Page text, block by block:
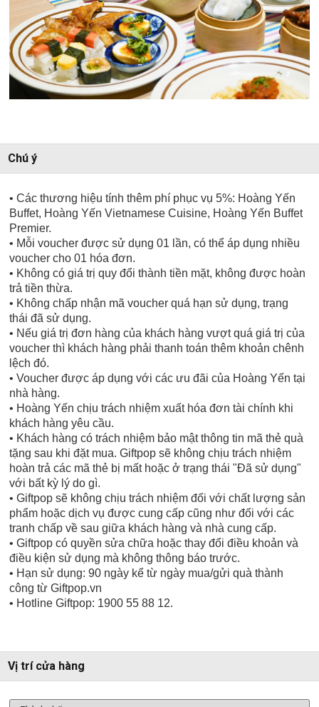
Chú ý
• Các thương hiệu tính thêm phí phục vụ 5%: Hoàng Yến
Buffet, Hoàng Yến Vietnamese Cuisine, Hoàng Yến Buffet
Premier.
• Mỗi voucher được sử dụng 01 lần, có thể áp dụng nhiều
voucher cho 01 hóa đơn.
• Không có giá trị quy đổi thành tiền mặt, không được hoàn
trả tiền thừa.
• Không chấp nhận mã voucher quá hạn sử dụng, trạng
thái đã sử dụng.
• Nếu giá trị đơn hàng của khách hàng vượt quá giá trị của
voucher thì khách hàng phải thanh toán thêm khoản chênh
lệch đó.
• Voucher được áp dụng với các ưu đãi của Hoàng Yến tại
nhà hàng.
• Hoàng Yến chịu trách nhiệm xuất hóa đơn tài chính khi
khách hàng yêu cầu.
• Khách hàng có trách nhiệm bảo mật thông tin mã thẻ quà
tặng sau khi đặt mua. Giftpop sẽ không chịu trách nhiệm
hoàn trả các mã thẻ bị mất hoặc ở trạng thái "Đã sử dụng"
với bất kỳ lý do gì.
• Giftpop sẽ không chịu trách nhiệm đối với chất lượng sản
phẩm hoặc dịch vụ được cung cấp cũng như đối với các
tranh chấp về sau giữa khách hàng và nhà cung cấp.
• Giftpop có quyền sửa chữa hoặc thay đổi điều khoản và
điều kiện sử dụng mà không thông báo trước.
• Hạn sử dụng: 90 ngày kể từ ngày mua/gửi quà thành
công từ Giftpop.vn
• Hotline Giftpop: 1900 55 88 12.
Vị trí cửa hàng